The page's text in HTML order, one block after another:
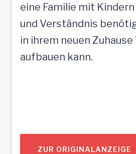
eine Familie mit
und Verständnis
in ihrem neuen
aufbauen kann.
ZUR ORIGINALANZEIGE